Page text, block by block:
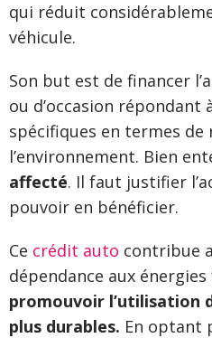
qui réduit
véhicule.
Son but est de financer
ou d’occasion répondant
spécifiques en termes de
l’environnement. Bien
affecté. Il faut justifier
pouvoir en bénéficier.
Ce crédit auto contribue
dépendance aux
promouvoir l’utilisation
plus durables. En optant